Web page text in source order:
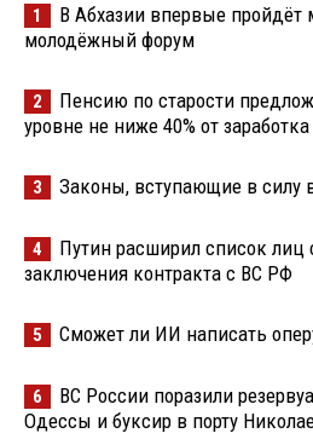
1
В Абхазии впервые
молодёжный форум
2
Пенсию по старости
уровне не ниже 40% от заработка
3 Законы, вступающие в силу
4
Путин расширил список
заключения контракта с ВС РФ
5 Сможет ли ИИ написать
6
ВС России поразили
Одессы и буксир в порту